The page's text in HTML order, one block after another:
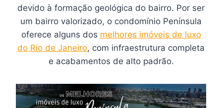
devido à formação geológica do bairro. Por ser
um bairro valorizado, o condomínio Península
oferece alguns dos melhores imóveis de luxo
do Rio de Janeiro, com infraestrutura completa
e acabamentos de alto padrão.